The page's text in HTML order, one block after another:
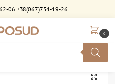
06 +38(067)754-19-26
0
гофрований 0.3 (стакан 250 – 320мл). 1000 шт/ящ